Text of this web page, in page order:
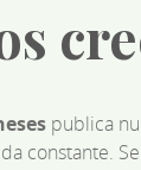
publica
constante.